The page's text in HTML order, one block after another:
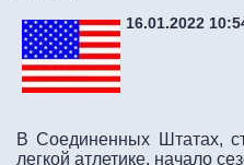
16.01.2022
В Соединенных Штатах,
легкой атлетике, начало